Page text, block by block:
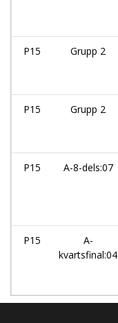
P15 Grupp 2
P15 Grupp 2
P15 A-8-dels:07
P15
A-
kvartsfinal:04